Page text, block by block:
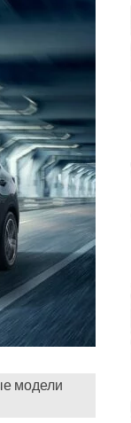
модели